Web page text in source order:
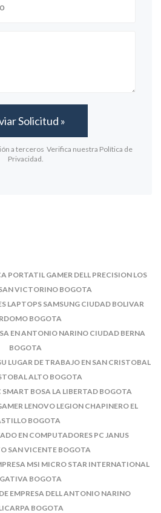
a terceros Verifica nuestra Política de
Privacidad.
PORTATIL GAMER DELL PRECISION LOS
VICTORINO BOGOTA
LAPTOPS SAMSUNG CIUDAD BOLIVAR
BOGOTA
EN ANTONIO NARINO CIUDAD BERNA
BOGOTA
LUGAR DE TRABAJO EN SAN CRISTOBAL
ALTO BOGOTA
SMART BOSA LA LIBERTAD BOGOTA
LENOVO LEGION CHAPINERO EL
BOGOTA
EN COMPUTADORES PC JANUS
SAN VICENTE BOGOTA
MSI MICRO STAR INTERNATIONAL
BOGOTA
EMPRESA DELL ANTONIO NARINO
BOGOTA